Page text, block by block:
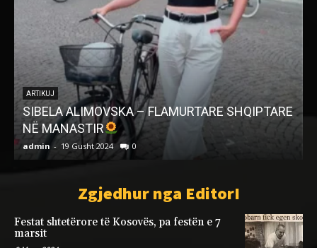
ARTIKUJ
SIBELA ALIMOVSKA – FLAMURTARE SHQIPTARE
NË MANASTIR
admin - 19 Gusht 2024 0
Zgjedhur nga EditorI
Festat shtetërore të Kosovës, pa festën e 7
marsit